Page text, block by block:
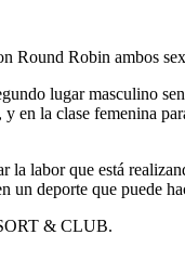
Round Robin ambos
lugar masculino
en la clase femenina
la labor que está
un deporte que puede
& CLUB.